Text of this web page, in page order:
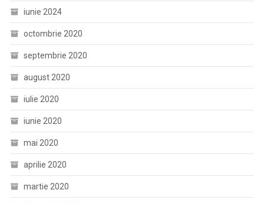
iunie 2024
octombrie 2020
septembrie 2020
august 2020
iulie 2020
iunie 2020
mai 2020
aprilie 2020
martie 2020